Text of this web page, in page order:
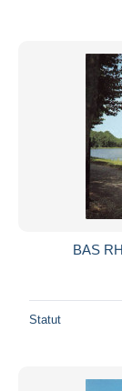
BAS
Statut